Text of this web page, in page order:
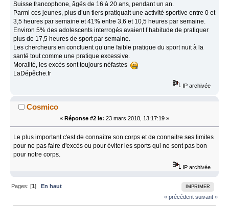
Suisse francophone, âgés de 16 à 20 ans, pendant un an.
Parmi ces jeunes, plus d’un tiers pratiquait une activité sportive entre 0 et
3,5 heures par semaine et 41% entre 3,6 et 10,5 heures par semaine.
Environ 5% des adolescents interrogés avaient l’habitude de pratiquer
plus de 17,5 heures de sport par semaine.
Les chercheurs en concluent qu’une faible pratique du sport nuit à la
santé tout comme une pratique excessive.
Moralité, les excès sont toujours néfastes
LaDépêche.fr
IP archivée
Cosmico
« Réponse #2 le: 23 mars 2018, 13:17:19 »
Le plus important c'est de connaitre son corps et de connaitre ses limites
pour ne pas faire d'excès ou pour éviter les sports qui ne sont pas bon
pour notre corps.
IP archivée
IMPRIMER
Pages: [1]En haut
« précédent suivant »